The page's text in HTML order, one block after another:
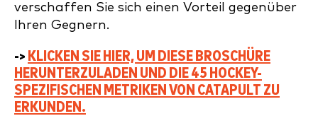
verschaffen Sie sich einen Vorteil gegenüber
Ihren Gegnern.
-> KLICKEN SIE HIER, UM DIESE BROSCHÜRE
HERUNTERZULADEN UND DIE 45 HOCKEY-
SPEZIFISCHEN METRIKEN VON CATAPULT ZU
ERKUNDEN.